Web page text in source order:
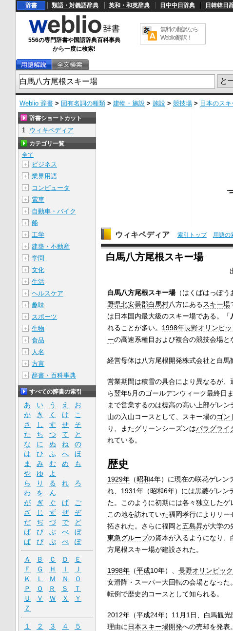
辞書 類語・対義語辞典 英和・和英辞典 日中中日辞典 日韓韓日
556の専門辞書や国語辞典百科事典
から一度に検索!
無料の翻訳なら
Weblio翻訳！
Weblio 辞書 > 固有名詞の種類 > 建物・施設 > 施設 > 競技場 > 日本のス
ウィキペディア 索引トップ 用語の
白馬八方尾根スキー場
白馬八方尾根スキー場（はくばはっぽう
野県北安曇郡白馬村八方にあるスキー場
は日本国内最大級のスキー場である。「
れることが多い。 1998年長野オリンピッ
ーの高速系種目および複合の競技会場と
経営母体は八方尾根開発株式会社と白馬
営業期間は積雪の具合により異なるが
ら翌年5月のゴールデンウィーク最終日
まで営業するのは標高の高い上部ゲレン
山の入山コースとして、スキー場のゴン
り、またグリーンシーズンはパラグライ
れている。
歴史
1929年（昭和4年）に現在の咲花ゲレン
れ、 1931年（昭和6年）には黒菱ゲレン
た。このように初期には各々独立した
この地を訪れていた福岡孝行によりリ
拓された。さらに福岡と五島昇が大学の
東急グループの資本が入るようになり、
方尾根スキー場が建設された。
1998年（平成10年）、 長野オリンピック
女滑降・スーパー大回転の会場となった。
転倒で歴史的コースとして知られる。
2012年（平成24年）11月1日、白馬観
理由に 日本スキー場開発への売却を発表
辞書ショートカット
1 ウィキペディア
カテゴリ一覧
全て
＋
ビジネス
＋ 業界用語
＋ コンピュータ
＋ 電車
＋ 自動車・バイク
＋ 船
＋ 工学
＋ 建築・不動産
＋ 学問
＋ 文化
＋ 生活
＋ ヘルスケア
＋ 趣味
＋ スポーツ
＋ 生物
＋ 食品
＋ 人名
＋ 方言
＋ 辞書・百科事典
すべての辞書の索引
あ い う え
お
か
き く け
こ
さ
し す せ
そ
た
ち つ て
と
な
に ぬ ね
の
は
ひ ふ へ
ほ
ま
み む め
も
や
ゆ
よ
ら
り る れ
ろ
わ
を
ん
が
ぎ ぐ げ
ご
ざ
じ ず ぜ
ぞ
だ
ぢ づ で
ど
ば
び ぶ べ
ぼ
ぱ
ぴ ぷ ぺ ぽ
Ａ Ｂ Ｃ Ｄ
Ｅ
Ｆ
Ｇ Ｈ Ｉ
Ｊ
Ｋ
Ｌ Ｍ Ｎ
Ｏ
Ｐ
Ｑ Ｒ Ｓ
Ｔ
Ｕ
Ｖ Ｗ Ｘ
Ｙ
Ｚ
１ ２ ３ ４
５